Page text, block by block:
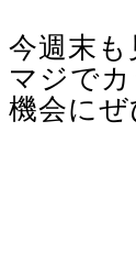
今週末も
マジで
機会にぜ